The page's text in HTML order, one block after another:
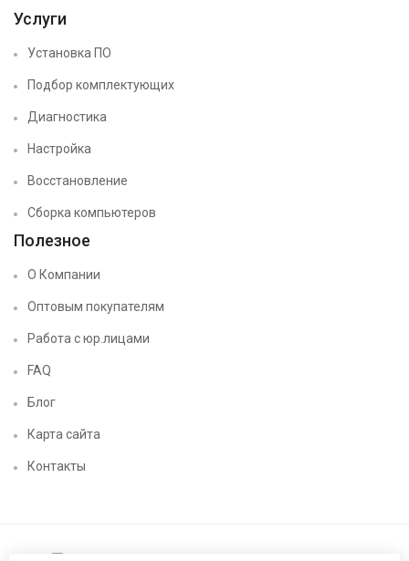
Услуги
Установка ПО
Подбор комплектующих
Диагностика
Настройка
Восстановление
Сборка компьютеров
Полезное
О Компании
Оптовым покупателям
Работа с юр.лицами
FAQ
Блог
Карта сайта
Контакты